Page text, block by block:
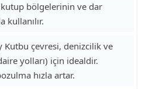
kutup bölgelerinin ve dar
kullanılır.
Kutbu çevresi, denizcilik ve
yolları) için idealdir.
hızla artar.